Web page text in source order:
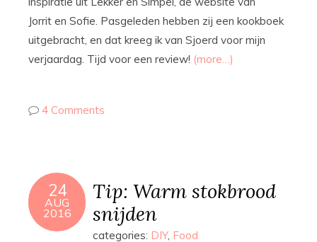
Jorrit en Sofie. Pasgeleden hebben zij een kookboek
uitgebracht, en dat kreeg ik van Sjoerd voor mijn
verjaardag. Tijd voor een review! (more…)
4 Comments
24
AUG
2016
Tip: Warm stokbrood
snijden
categories: DIY, Food